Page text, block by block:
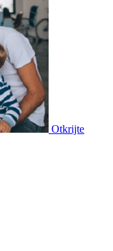
Otkrijte